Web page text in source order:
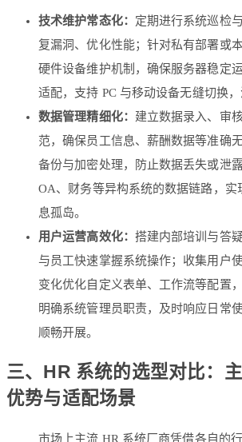
技术维护常态化： 定期进行系统巡检
复漏洞、优化性能；针对私有部署或
硬件设备维护机制，确保服务器稳定
适配，支持 PC 与移动设备无缝切换，
数据管理精细化： 建立数据录入、审
范，确保员工信息、薪酬数据等准确
备份与加密处理，防止数据丢失或泄
OA、财务等异构系统的数据链路，实
息孤岛。
用户运营高效化： 搭建内部培训与答
与员工快速掌握系统操作；收集用户
变化优化自定义表单、工作流等配置
明确系统管理员职责，及时响应日常
顺畅开展。
三、HR 系统的选型对比：
优势与适配场景
市场上主流 HR 系统厂商凭借各自的